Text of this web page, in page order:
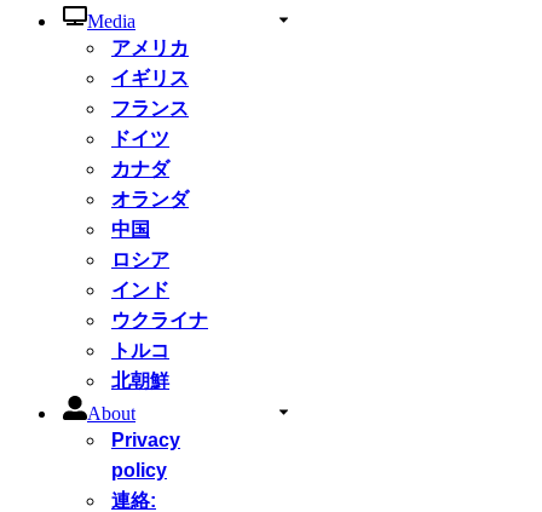
Media
アメリカ
イギリス
フランス
ドイツ
カナダ
オランダ
中国
ロシア
インド
ウクライナ
トルコ
北朝鮮
About
Privacy
policy
連絡: